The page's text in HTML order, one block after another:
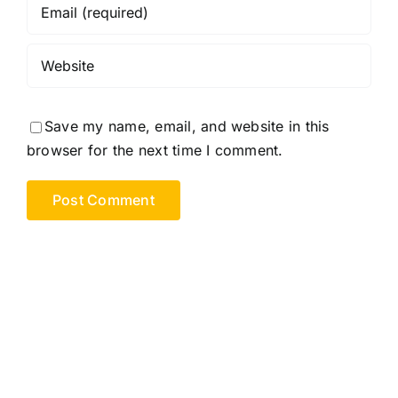
Save my name, email, and website in this
browser for the next time I comment.